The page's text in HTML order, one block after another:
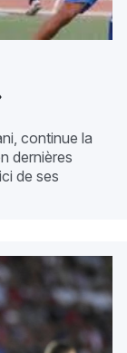
continue la
dernières
de ses